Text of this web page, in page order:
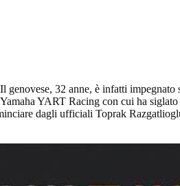
genovese, 32 anne, è infatti impegnato
YART Racing con cui ha siglato
dagli ufficiali Toprak